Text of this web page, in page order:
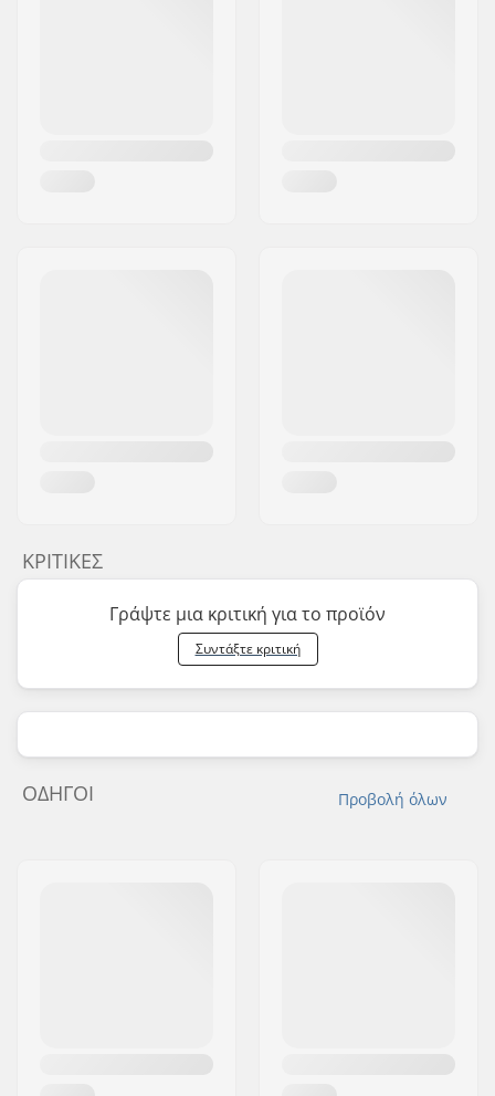
ΚΡΙΤΙΚΈΣ
Γράψτε μια κριτική για το προϊόν
Συντάξτε κριτική
Προβολή όλων
ΟΔΗΓΟΊ